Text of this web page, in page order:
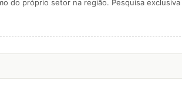
do próprio setor na região. Pesquisa exclusiva